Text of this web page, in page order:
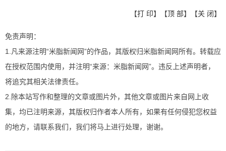
【打 印】【顶 部】【关 闭】
免责声明：
1.凡来源注明“米脂新闻网”的作品，其版权归米脂新闻网所有。转载应
在授权范围内使用，并注明“来源：米脂新闻网”。违反上述声明者，
将追究其相关法律责任。
2.除本站写作和整理的文章或图片外，其他文章或图片来自网上收
集，均已注明来源，其版权归作者本人所有，如果有任何侵犯您权益
的地方，请联系我们，我们将马上进行处理，谢谢。